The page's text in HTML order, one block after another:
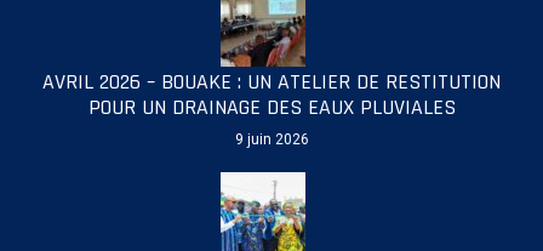
AVRIL 2026 – BOUAKE : UN ATELIER DE RESTITUTION
POUR UN DRAINAGE DES EAUX PLUVIALES
9 juin 2026